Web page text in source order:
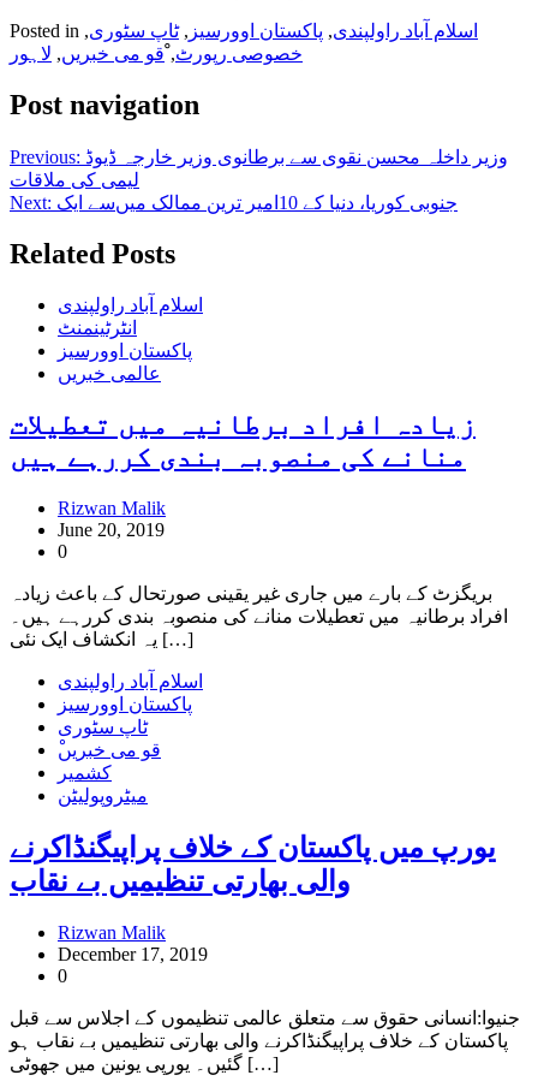
Posted in اسلام آباد راولپندی, پاکستان اوورسیز ,ٹاپ سٹوری,
خصوصی رپورٹ,ْقو می خبریں, لاہور
Post navigation
Previous: وزیر داخلہ محسن نقوی سے برطانوی وزیر خارجہ ڈیوڈ
لیمی کی ملاقات
Next:
جنوبی کوریا، دنیا کے 10امیر ترین ممالک میں‌سے ایک
Related Posts
اسلام آباد راولپندی
انٹرٹینمنٹ
پاکستان اوورسیز
عالمی خبریں
زیادہ افراد برطانیہ میں تعطیلات
منانے کی منصوبہ بندی کررہے ہیں
Rizwan Malik
June 20, 2019
0
بریگزٹ کے بارے میں جاری غیر یقینی صورتحال کے باعث زیادہ
افراد برطانیہ میں تعطیلات منانے کی منصوبہ بندی کررہے ہیں۔
یہ انکشاف ایک نئی […]
اسلام آباد راولپندی
پاکستان اوورسیز
ٹاپ سٹوری
ْقو می خبریں
کشمیر
میٹروپولیٹن
یورپ میں پاکستان کے خلاف پراپیگنڈاکرنے
والی بھارتی تنظیمیں بے نقاب
Rizwan Malik
December 17, 2019
0
جنیوا:انسانی حقوق سے متعلق عالمی تنظیموں کے اجلاس سے قبل
پاکستان کے خلاف پراپیگنڈاکرنے والی بھارتی تنظیمیں بے نقاب ہو
گئیں۔ یورپی یونین میں جھوٹی […]